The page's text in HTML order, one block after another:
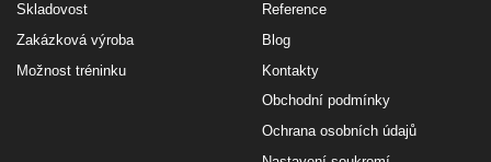
Skladovost
Zakázková výroba
Možnost tréninku
Reference
Blog
Kontakty
Obchodní podmínky
Ochrana osobních údajů